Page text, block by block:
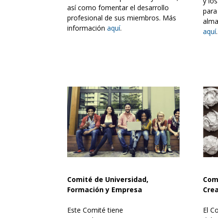
así como fomentar el desarrollo
profesional de sus miembros. Más
información aquí.
aquí.
Comité de Universidad,
Formación y Empresa
Este Comité tiene
El